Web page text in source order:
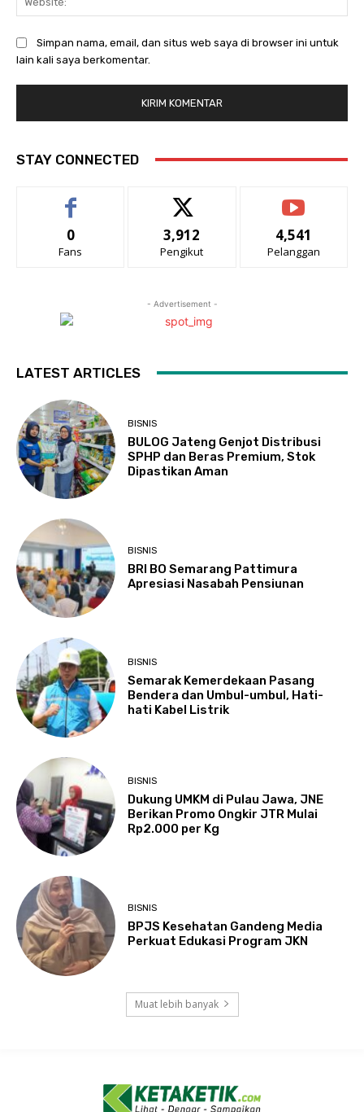
Simpan nama, email, dan situs web saya di browser ini untuk
lain kali saya berkomentar.
STAY CONNECTED
0
Fans
3,912
Pengikut
4,541
Pelanggan
- Advertisement -
LATEST ARTICLES
BISNIS
BULOG Jateng Genjot Distribusi
SPHP dan Beras Premium, Stok
Dipastikan Aman
BISNIS
BRI BO Semarang Pattimura
Apresiasi Nasabah Pensiunan
BISNIS
Semarak Kemerdekaan Pasang
Bendera dan Umbul-umbul, Hati-
hati Kabel Listrik
BISNIS
Dukung UMKM di Pulau Jawa, JNE
Berikan Promo Ongkir JTR Mulai
Rp2.000 per Kg
BISNIS
BPJS Kesehatan Gandeng Media
Perkuat Edukasi Program JKN
Muat lebih banyak